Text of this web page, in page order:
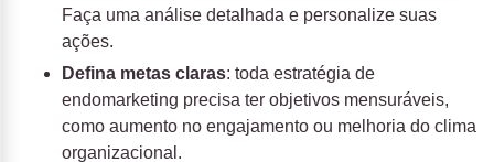
Faça uma análise detalhada e personalize suas
ações.
Defina metas claras: toda estratégia de
endomarketing precisa ter objetivos mensuráveis,
como aumento no engajamento ou melhoria do clima
organizacional.